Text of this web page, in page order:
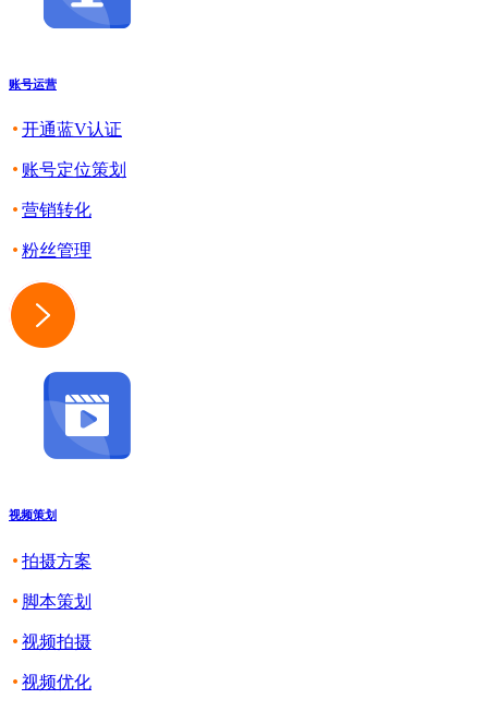
账号运营
开通蓝V认证
账号定位策划
营销转化
粉丝管理
视频策划
拍摄方案
脚本策划
视频拍摄
视频优化